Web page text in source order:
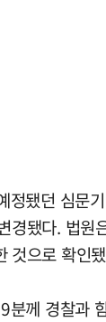
정됐던 심문
경됐다. 법원
것으로 확인
분께 경찰과